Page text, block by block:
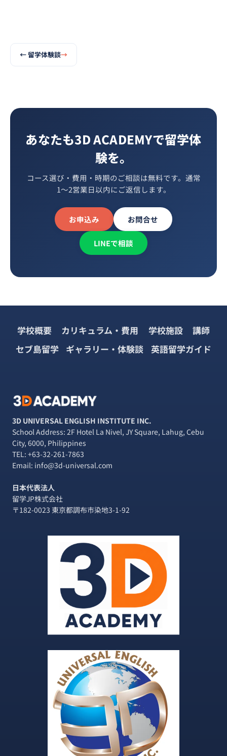
←留学体験談
あなたも3D ACADEMYで留学体
験を。
コース選び・費用・時期のご相談は無料です。通常
1〜2営業日以内にご返信します。
お申込み お問合せ
LINEで相談
学校概要 カリキュラム・費用 学校施設
講師
セブ島留学 ギャラリー・体験談 英語留学ガイド
3D UNIVERSAL ENGLISH INSTITUTE INC.
School Address: 2F Hotel La Nivel, JY Square, Lahug, Cebu
City, 6000, Philippines
TEL: +63-32-261-7863
Email: info@3d-universal.com
日本代表法人
留学JP株式会社
〒182-0023 東京都調布市染地3-1-92